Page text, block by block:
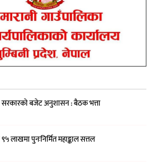
सरकारको बजेट अनुशासन : बैठक भत्ता
लाखमा पुनःनिर्मित महाङ्काल सत्तल